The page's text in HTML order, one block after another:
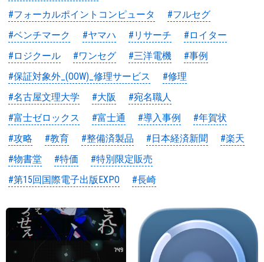
#フォーカルポイントコンピュータ
#フルセグ
#ベンチマーク
#ヤマハ #リサーチ
#ロイター
#ロジクール
#ワンセグ #三洋電機
#事例
#保証対象外_(OOW)_修理サービス
#修理
#名古屋文理大学
#大阪
#宛名職人
#富士ゼロックス
#富士通 #導入事例
#年賀状
#攻略
#教育 #整備済製品 #日本経済新聞
#楽天
#物書堂
#特価
#特別限定販売
#第15回国際電子出版EXPO
#長崎